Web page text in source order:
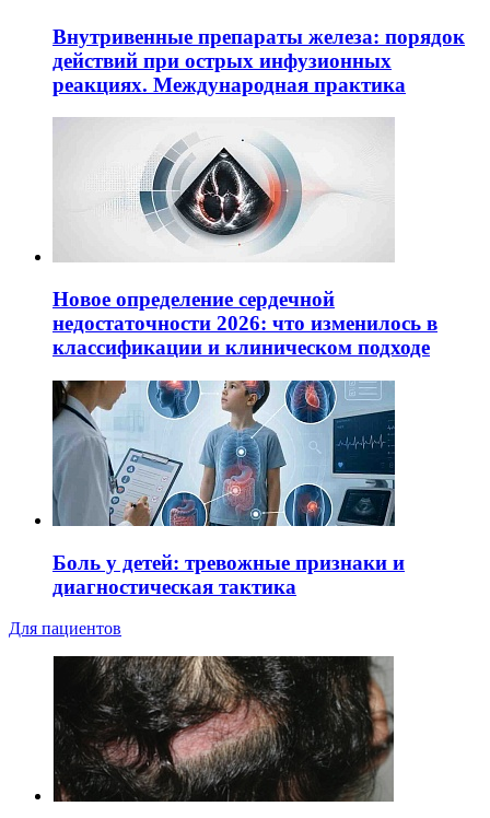
Внутривенные препараты железа: порядок
действий при острых инфузионных
реакциях. Международная практика
Новое определение сердечной
недостаточности 2026: что изменилось в
классификации и клиническом подходе
Боль у детей: тревожные признаки и
диагностическая тактика
Для пациентов